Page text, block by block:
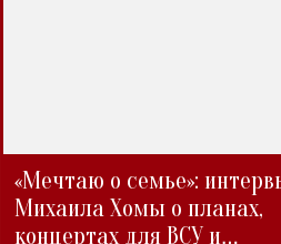
«Мечтаю о семье»:
Михаила Хомы о планах,
концертах для ВСУ и